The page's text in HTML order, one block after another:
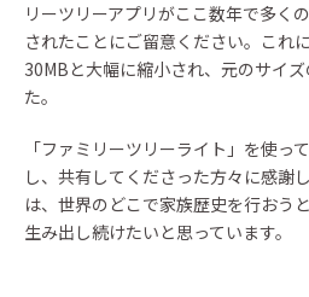
リーツリーアプリがここ数年で多く
されたことにご留意ください。これ
30MBと大幅に縮小され、元のサイ
た。
「ファミリーツリーライト」を使っ
し、共有してくださった方々に感謝
は、世界のどこで家族歴史を行おう
生み出し続けたいと思っています。